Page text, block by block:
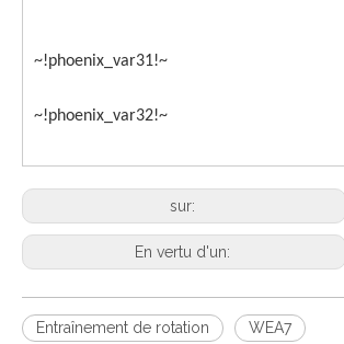
~!phoenix_var31!~
~!phoenix_var32!~
sur:
En vertu d'un:
Entraînement de rotation WEA7